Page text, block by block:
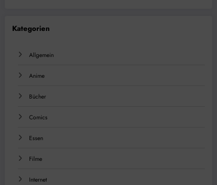
Kategorien
Allgemein
Anime
Bücher
Comics
Essen
Filme
Internet